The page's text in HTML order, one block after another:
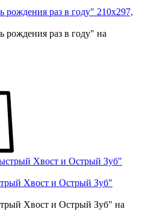
раз в году" 210х297,
рождения раз в году" на
Хвост и Острый Зуб"
Хвост и Острый Зуб" на